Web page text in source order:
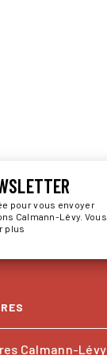
pour vous envoyer
Calmann-Lévy. Vous
plus
Calmann-Lévy